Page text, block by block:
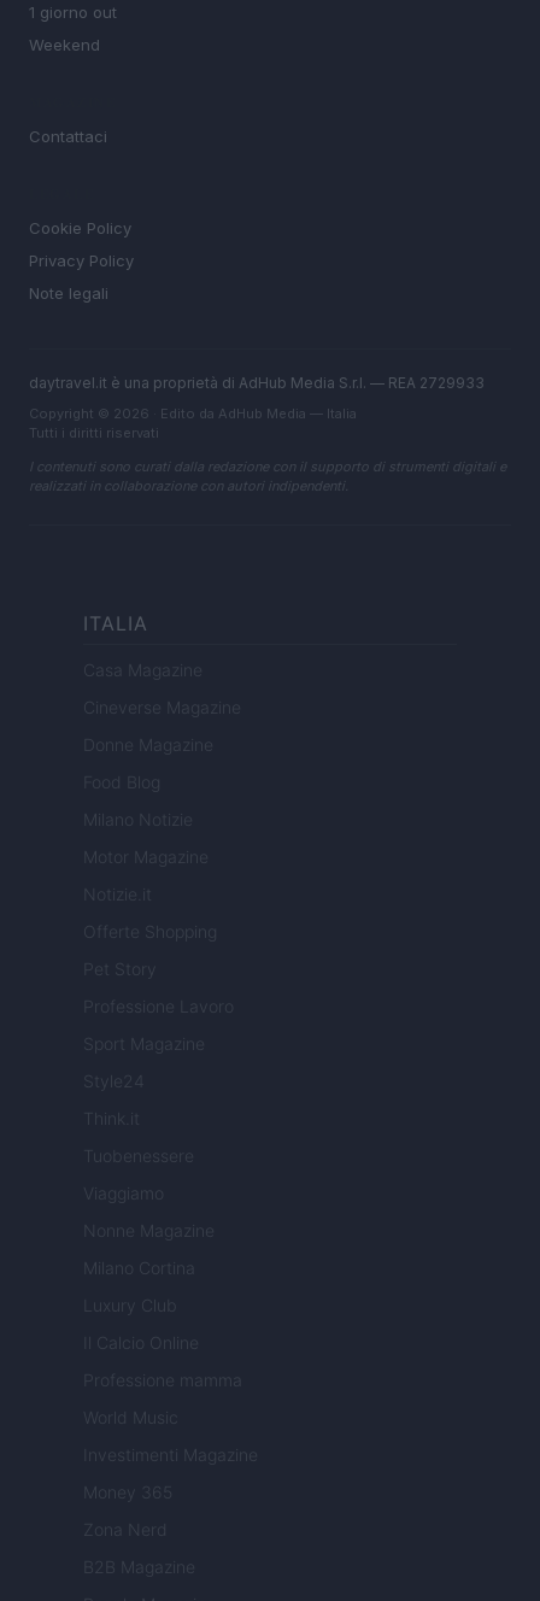
1 giorno out
Weekend
Contattaci
Cookie Policy
Privacy Policy
Note legali
daytravel.it è una proprietà di AdHub Media S.r.l. — REA 2729933
Copyright © 2026 · Edito da AdHub Media — Italia
Tutti i diritti riservati
I contenuti sono curati dalla redazione con il supporto di strumenti digitali e
realizzati in collaborazione con autori indipendenti.
ITALIA
Casa Magazine
Cineverse Magazine
Donne Magazine
Food Blog
Milano Notizie
Motor Magazine
Notizie.it
Offerte Shopping
Pet Story
Professione Lavoro
Sport Magazine
Style24
Think.it
Tuobenessere
Viaggiamo
Nonne Magazine
Milano Cortina
Luxury Club
Il Calcio Online
Professione mamma
World Music
Investimenti Magazine
Money 365
Zona Nerd
B2B Magazine